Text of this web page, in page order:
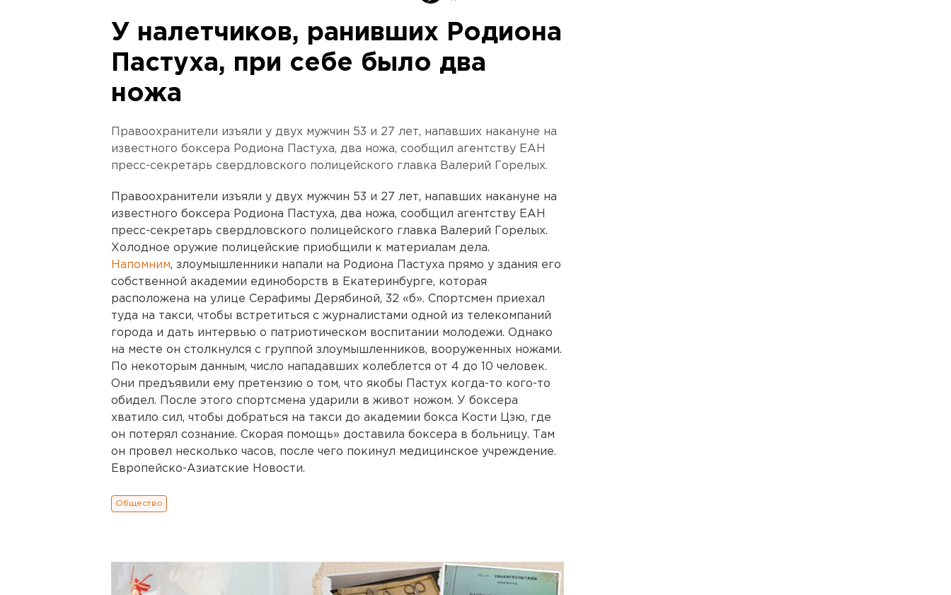
У налетчиков, ранивших Родиона
Пастуха, при себе было два
ножа
Правоохранители изъяли у двух мужчин 53 и 27 лет, напавших накануне на
известного боксера Родиона Пастуха, два ножа, сообщил агентству ЕАН
пресс-секретарь свердловского полицейского главка Валерий Горелых.
Правоохранители изъяли у двух мужчин 53 и 27 лет, напавших накануне на
известного боксера Родиона Пастуха, два ножа, сообщил агентству ЕАН
пресс-секретарь свердловского полицейского главка Валерий Горелых.
Холодное оружие полицейские приобщили к материалам дела.
Напомним, злоумышленники напали на Родиона Пастуха прямо у здания его
собственной академии единоборств в Екатеринбурге, которая
расположена на улице Серафимы Дерябиной, 32 «б». Спортсмен приехал
туда на такси, чтобы встретиться с журналистами одной из телекомпаний
города и дать интервью о патриотическом воспитании молодежи. Однако
на месте он столкнулся с группой злоумышленников, вооруженных ножами.
По некоторым данным, число нападавших колеблется от 4 до 10 человек.
Они предъявили ему претензию о том, что якобы Пастух когда-то кого-то
обидел. После этого спортсмена ударили в живот ножом. У боксера
хватило сил, чтобы добраться на такси до академии бокса Кости Цзю, где
он потерял сознание. Скорая помощь» доставила боксера в больницу. Там
он провел несколько часов, после чего покинул медицинское учреждение.
Европейско-Азиатские Новости.
Общество